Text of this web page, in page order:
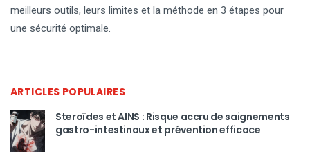
meilleurs outils, leurs limites et la méthode en 3 étapes pour
une sécurité optimale.
ARTICLES POPULAIRES
Steroïdes et AINS : Risque accru de saignements
gastro-intestinaux et prévention efficace